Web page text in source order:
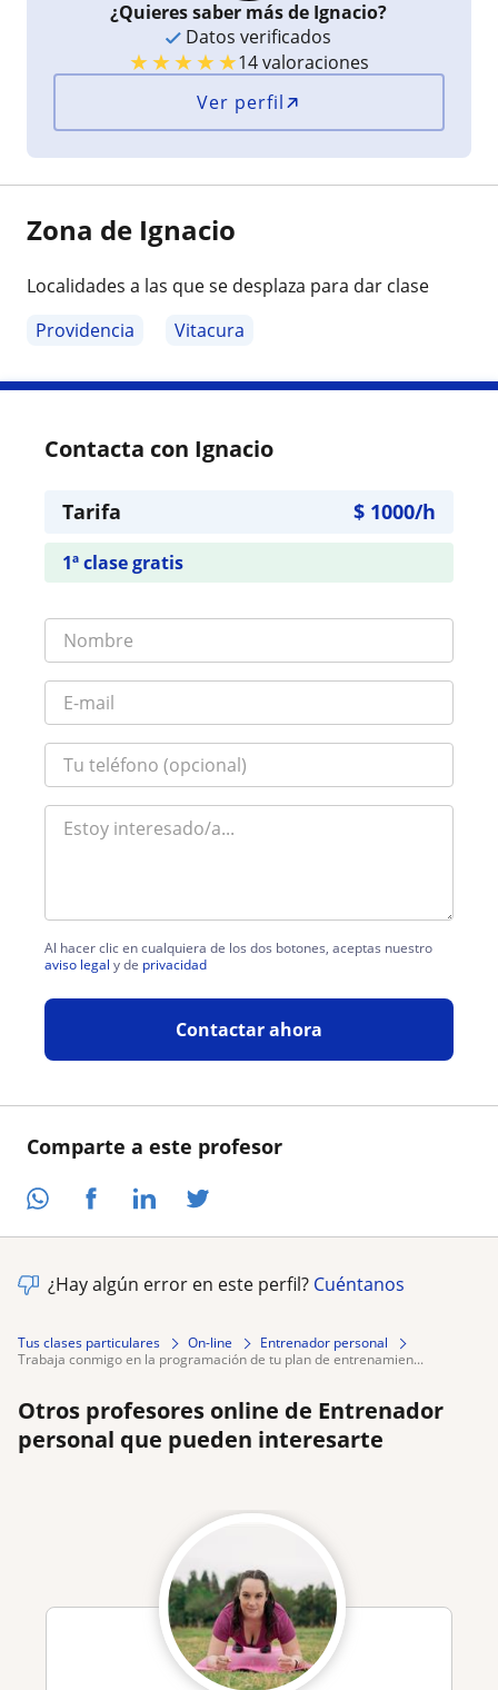
Comparte a este profesor
¿Quieres saber más de Ignacio?
Datos verificados
★★★★★14 valoraciones
Ver perfil
Zona de Ignacio
Localidades a las que se desplaza para dar clase
Providencia
Vitacura
Contacta con Ignacio
Tarifa $ 1000/h
1ª clase gratis
Al hacer clic en cualquiera de los dos botones, aceptas nuestro
aviso legal y de privacidad
Contactar ahora
¿Hay algún error en este perfil? Cuéntanos
Tus clases particulares On-line
Entrenador personal
trabaja conmigo en la programación de tu plan de entrenamien...
Otros profesores online de Entrenador
personal que pueden interesarte